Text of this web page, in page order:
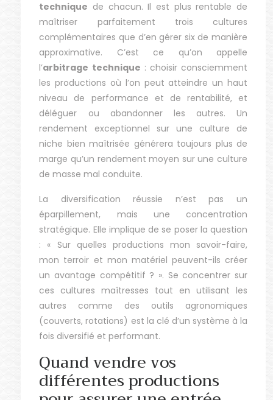
technique de chacun. Il est plus rentable de
maîtriser parfaitement trois cultures
complémentaires que d’en gérer six de manière
approximative. C’est ce qu’on appelle
l’arbitrage technique : choisir consciemment
les productions où l’on peut atteindre un haut
niveau de performance et de rentabilité, et
déléguer ou abandonner les autres. Un
rendement exceptionnel sur une culture de
niche bien maîtrisée générera toujours plus de
marge qu’un rendement moyen sur une culture
de masse mal conduite.
La diversification réussie n’est pas un
éparpillement, mais une concentration
stratégique. Elle implique de se poser la question
: « Sur quelles productions mon savoir-faire,
mon terroir et mon matériel peuvent-ils créer
un avantage compétitif ? ». Se concentrer sur
ces cultures maîtresses tout en utilisant les
autres comme des outils agronomiques
(couverts, rotations) est la clé d’un système à la
fois diversifié et performant.
Quand vendre vos
différentes productions